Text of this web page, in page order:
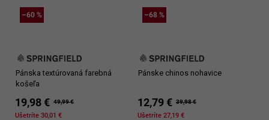
–60 %
Pánska textúrovaná farebná
košeľa
19,98 € 49,99 €
Ušetríte 30,01 €
–68 %
Pánske chinos nohavice
12,79 € 39,98 €
Ušetríte 27,19 €